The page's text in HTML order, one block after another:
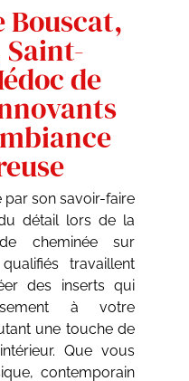
Bouscat,
Saint-
de
par son savoir-faire
détail lors de la
cheminée sur
travaillent
des inserts qui
à votre
une touche de
Que vous
contemporain